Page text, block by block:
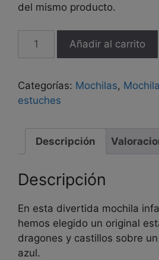
del mismo producto.
infantil
cordones
"Laberinto
dragón"
cantidad
Añadir al carrito
Categorías: Mochilas,
estuches
Descripción
Descripción
En esta divertida mochila
hemos elegido un original
dragones y castillos sobre
azul.